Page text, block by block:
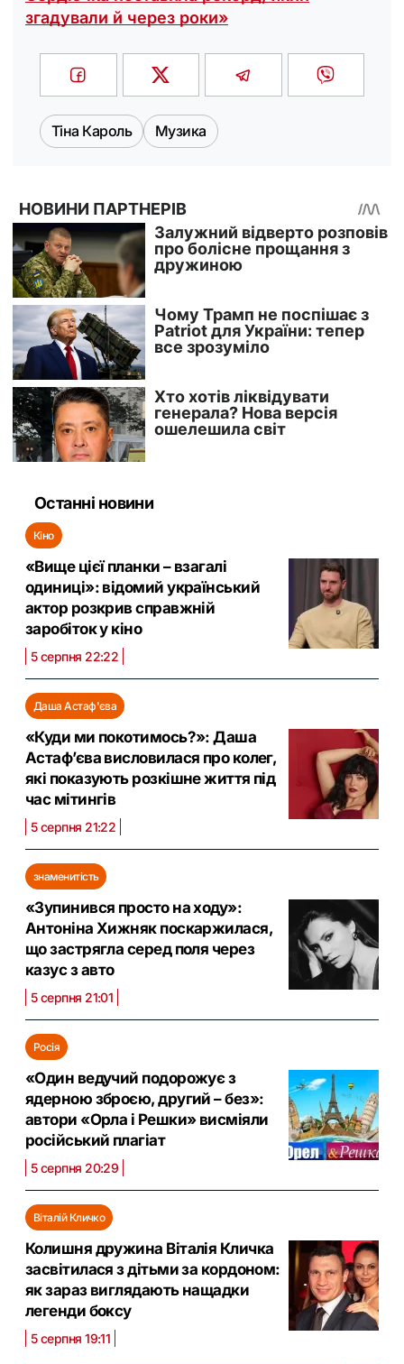
згадували й через роки»
Тіна Кароль Музика
Останні новини
Кіно
«Вище цієї планки – взагалі
одиниці»: відомий український
актор розкрив справжній
заробіток у кіно
5 серпня 22:22
Даша Астаф'єва
«Куди ми покотимось?»: Даша
Астаф’єва висловилася про колег,
які показують розкішне життя під
час мітингів
5 серпня 21:22
знаменитість
«Зупинився просто на ходу»:
Антоніна Хижняк поскаржилася,
що застрягла серед поля через
казус з авто
5 серпня 21:01
Росія
«Один ведучий подорожує з
ядерною зброєю, другий – без»:
автори «Орла і Решки» висміяли
російський плагіат
5 серпня 20:29
Віталій Кличко
Колишня дружина Віталія Кличка
засвітилася з дітьми за кордоном:
як зараз виглядають нащадки
легенди боксу
5 серпня 19:11